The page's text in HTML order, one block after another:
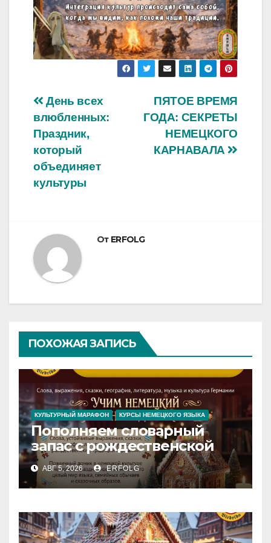
Навигация
по
записям
ПЯТОЕ ВРЕМЯ
ГОДА: СЕКРЕТЫ
НЕМЕЦКОГО
КАРНАВАЛА
День всех
влюбленных:
Праздник,
который
объединяет
культуры
От ERFOLG
ПОХОЖАЯ ЗАПИСЬ
КУЛЬТУРНЫЙ МАРАФОН КУРСЫ НЕМЕЦКОГО ЯЗЫКА
Пополняем словарный
запас с рождественской
сказкой! Учим немецкий
вместе с Lebkuchenhaus
АВГ 5, 2026 ERFOLG